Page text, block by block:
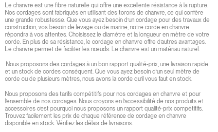
Le chanvre est une fibre naturelle qui offre une excellente résistance à la rupture.
Nos cordages sont fabriqués en utilisant des torons de chanvre, ce qui confère
une grande robustesse. Que vous ayez besoin d’un cordage pour des travaux de
construction, vos besoin de levage ou de marine, notre corde en chanvre
répondra à vos attentes. Choisissez le diamètre et la longueur en mètre de votre
corde. En plus de sa résistance, le cordage en chanvre offre d’autres avantages.
Le chanvre permet de faciliter les nœuds. Le chanvre est un matériau naturel.
Nous proposons des cordages à un bon rapport qualité-prix, une livraison rapide
et un stock de cordes conséquent. Que vous ayez besoin d’un seul mètre de
corde ou de plusieurs mètres, nous avons la corde qu’il vous faut en stock.
Nous proposons des tarifs compétitifs pour nos cordages en chanvre et pour
l’ensemble de nos cordages. Nous croyons en l’accessibilité de nos produits et
accessoires c’est pourquoi nous proposons un rapport qualité-prix compétitifs.
Trouvez facilement les prix de chaque référence de cordage en chanvre
disponible en stock. Vérifiez les délais de livraisons.